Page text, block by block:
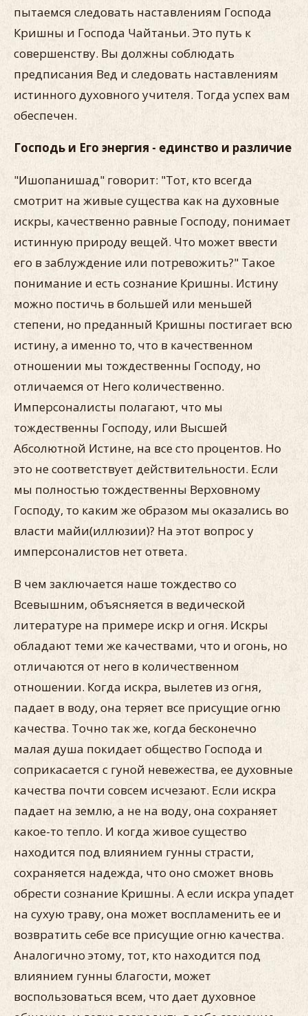
пытаемся следовать наставлениям Господа
Кришны и Господа Чайтаньи. Это путь к
совершенству. Вы должны соблюдать
предписания Вед и следовать наставлениям
истинного духовного учителя. Тогда успех вам
обеспечен.
Господь и Его энергия - единство и различие
"Ишопанишад" говорит: "Тот, кто всегда
смотрит на живые существа как на духовные
искры, качественно равные Господу, понимает
истинную природу вещей. Что может ввести
его в заблуждение или потревожить?" Такое
понимание и есть сознание Кришны. Истину
можно постичь в большей или меньшей
степени, но преданный Кришны постигает всю
истину, а именно то, что в качественном
отношении мы тождественны Господу, но
отличаемся от Него количественно.
Имперсоналисты полагают, что мы
тождественны Господу, или Высшей
Абсолютной Истине, на все сто процентов. Но
это не соответствует действительности. Если
мы полностью тождественны Верховному
Господу, то каким же образом мы оказались во
власти майи(иллюзии)? На этот вопрос у
имперсоналистов нет ответа.
В чем заключается наше тождество со
Всевышним, объясняется в ведической
литературе на примере искр и огня. Искры
обладают теми же качествами, что и огонь, но
отличаются от него в количественном
отношении. Когда искра, вылетев из огня,
падает в воду, она теряет все присущие огню
качества. Точно так же, когда бесконечно
малая душа покидает общество Господа и
соприкасается с гуной невежества, ее духовные
качества почти совсем исчезают. Если искра
падает на землю, а не на воду, она сохраняет
какое-то тепло. И когда живое существо
находится под влиянием гунны страсти,
сохраняется надежда, что оно сможет вновь
обрести сознание Кришны. А если искра упадет
на сухую траву, она может воспламенить ее и
возвратить себе все присущие огню качества.
Аналогично этому, тот, кто находится под
влиянием гунны благости, может
воспользоваться всем, что дает духовное